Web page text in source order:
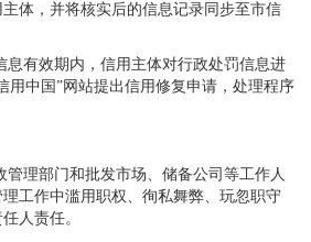
体，并将核实后的信息记录同步至市信
有效期内，信用主体对行政处罚信息进
用中国”网站提出信用修复申请，处理程序
理部门和批发市场、储备公司等工作人
工作中滥用职权、徇私舞弊、玩忽职守
人责任。